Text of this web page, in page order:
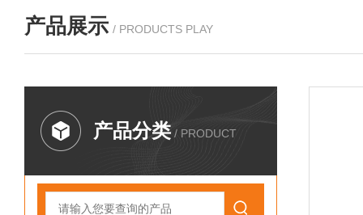
产品展示 / PRODUCTS PLAY
产品分类 / PRODUCT